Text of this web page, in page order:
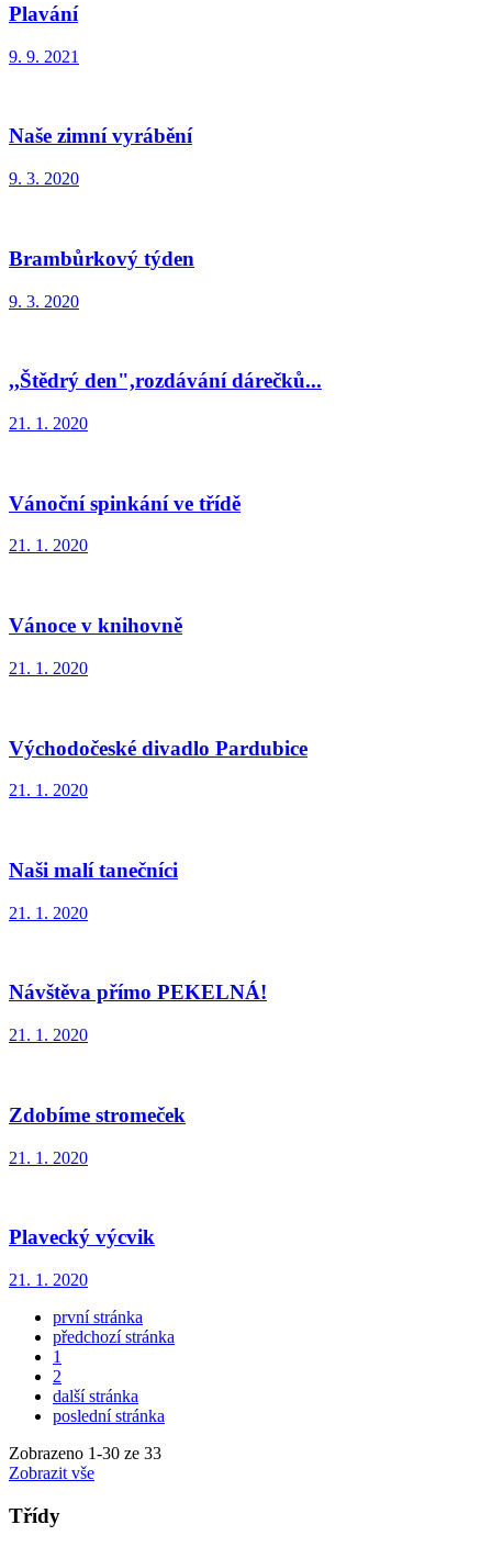
Plavání
9. 9. 2021
Naše zimní vyrábění
9. 3. 2020
Brambůrkový týden
9. 3. 2020
,,Štědrý den",rozdávání dárečků...
21. 1. 2020
Vánoční spinkání ve třídě
21. 1. 2020
Vánoce v knihovně
21. 1. 2020
Východočeské divadlo Pardubice
21. 1. 2020
Naši malí tanečníci
21. 1. 2020
Návštěva přímo PEKELNÁ!
21. 1. 2020
Zdobíme stromeček
21. 1. 2020
Plavecký výcvik
21. 1. 2020
první stránka
předchozí stránka
1
2
další stránka
poslední stránka
Zobrazeno 1-30 ze 33
Zobrazit vše
Třídy